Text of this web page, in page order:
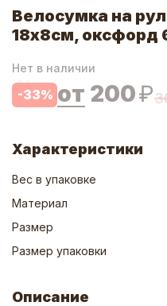
Велосумка на
18х8см, оксфорд
Нет в наличии
-33% от 200₽
Характеристики
Вес в упаковке
Материал
Размер
Размер упаковки
Описание